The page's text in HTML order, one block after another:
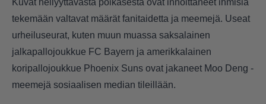
Kuvat hellyyttävästä poikasesta ovat innoittaneet ihmisiä
tekemään valtavat määrät fanitaidetta ja meemejä. Useat
urheiluseurat, kuten muun muassa saksalainen
jalkapallojoukkue FC Bayern ja amerikkalainen
koripallojoukkue Phoenix Suns ovat jakaneet Moo Deng -
meemejä sosiaalisen median tileillään.